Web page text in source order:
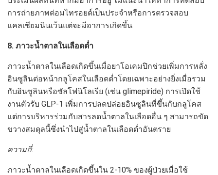
การถ่ายภาพต่อมไทรอยด์เป็นประจำหรือการตรวจสอบ
แคลเซียมนินเว้นแต่จะมีอาการเกิดขึ้น
8. ภาวะน้ำตาลในเลือดต่ำ
ภาวะน้ำตาลในเลือดเกิดขึ้นเมื่อยาโอเคมปิกช่วยเพิ่มการหลั่ง
อินซูลินต่อหน้ากลูโคสในเลือดต่ำโดยเฉพาะอย่างยิ่งเมื่อรวม
กับอินซูลินหรือซัลโฟนิโลเรีย (เช่น glimepiride) การเปิดใช้
งานตัวรับ GLP-1 เพิ่มการปลดปล่อยอินซูลินที่ขึ้นกับกลูโคส
แต่การบริหารร่วมกับสารลดน้ำตาลในเลือดอื่น ๆ สามารถขัด
ขวางสมดุลนี้ซึ่งนำไปสู่น้ำตาลในเลือดต่ำอันตราย
ความถี่:
ภาวะน้ำตาลในเลือดเกิดขึ้นใน 2-10% ของผู้ป่วยเมื่อใช้